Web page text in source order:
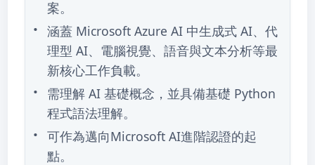
案。
涵蓋 Microsoft Azure AI 中生成式 AI、代
理型 AI、電腦視覺、語音與文本分析等最
新核心工作負載。
需理解 AI 基礎概念，並具備基礎 Python
程式語法理解。
可作為邁向Microsoft AI進階認證的起
點。